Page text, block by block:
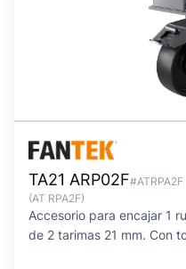
TA21 ARP02F#ATRPA2F
(AT RPA2F)
Accesorio para encajar 1
de 2 tarimas 21 mm. Con